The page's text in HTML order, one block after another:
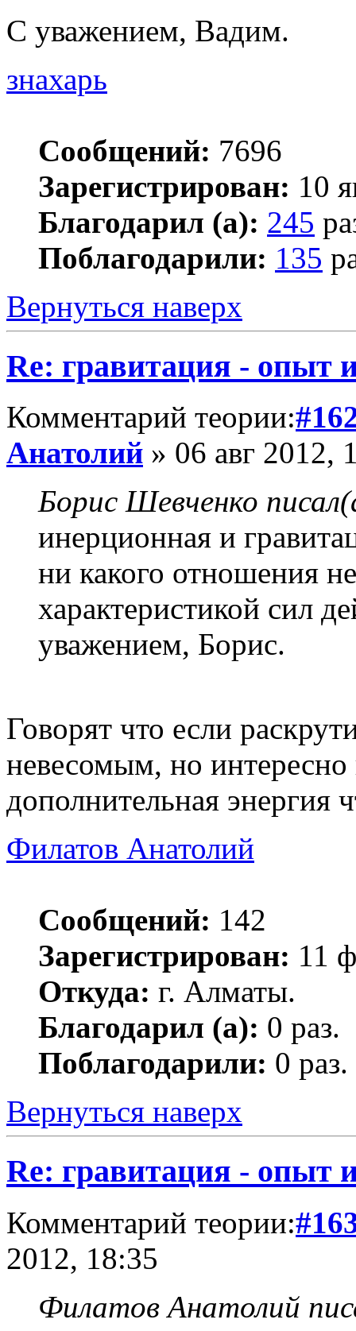
С уважением, Вадим.
знахарь
Сообщений: 7696
Зарегистрирован: 10
Благодарил (а): 245
Поблагодарили: 135
Вернуться наверх
Re: гравитация - опыт
Комментарий теории:
Анатолий » 06 авг 2012,
Борис Шевченко
инерционная и
ни какого отношения
характеристикой сил
уважением, Борис.
Говорят что если
невесомым, но интересно
дополнительная энергия
Филатов Анатолий
Сообщений: 142
Зарегистрирован: 11
Откуда: г. Алматы.
Благодарил (а): 0 раз.
Поблагодарили: 0 раз.
Вернуться наверх
Re: гравитация - опыт
Комментарий теории:
2012, 18:35
Филатов Анатолий